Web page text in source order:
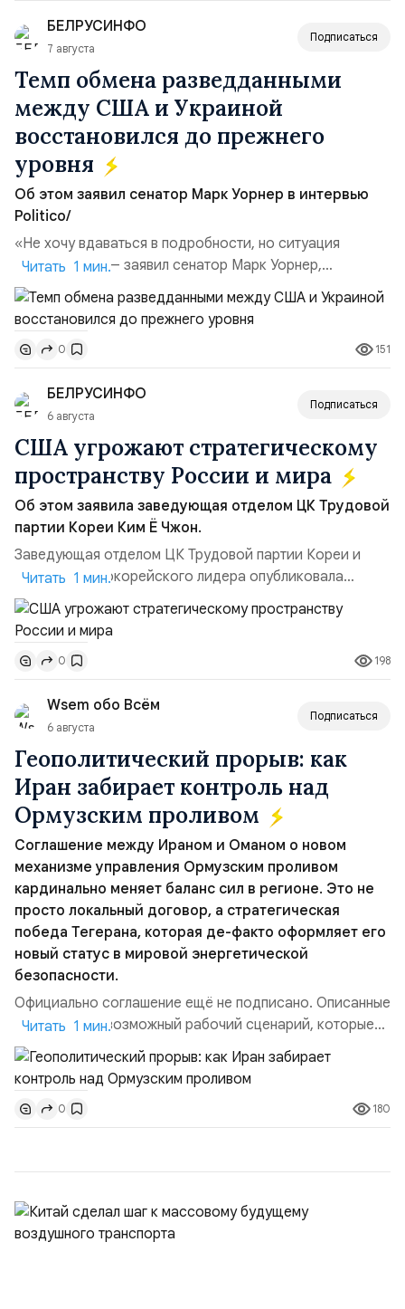
объёма всего российского рынка слияний и
поглощений. Крупнейшей ...
БЕЛРУСИНФО
7 августа
Подписаться
Темп обмена разведданными
между США и Украиной
восстановился до прежнего
уровня
Об этом заявил сенатор Марк Уорнер в интервью
Politico/
«Не хочу вдаваться в подробности, но ситуация
улучшилась», — заявил сенатор Марк Уорнер,
высокопоставленный член комитета по разведке,
добавив, что использование Украиной беспилотников и
ракет большой дальности позволило ей наносить
удары вглубь российской территории и укрепило её
позиции.Сотрудничество со стороны США стало
ключом к позитивному пов...
Читать 1 мин.
0 151
БЕЛРУСИНФО
6 августа
Подписаться
США угрожают стратегическому
пространству России и мира
Об этом заявила заведующая отделом ЦК Трудовой
партии Кореи Ким Ё Чжон.
Заведующая отделом ЦК Трудовой партии Кореи и
сестра северокорейского лидера опубликовала
заявление для прессы в ответ на проведение Токио
совместных с флотом США запусков крылатых ракет
Томагавк.«Япония отбросила обманчивую видимость
„исключительно оборонительной страны“ и выносит
вопрос о собственном ядерном вооружении на
всеобщее обозрение, одновреме...
Читать 1 мин.
0 198
Wsem обо Всём
6 августа
Подписаться
Геополитический прорыв: как
Иран забирает контроль над
Ормузским проливом
Соглашение между Ираном и Оманом о новом
механизме управления Ормузским проливом
кардинально меняет баланс сил в регионе. Это не
просто локальный договор, а стратегическая
победа Тегерана, которая де-факто оформляет его
новый статус в мировой энергетической
безопасности.
Официально соглашение ещё не подписано. Описанные
пункты — это возможный рабочий сценарий, которые
скорее всего будут реализованы.Разбираем ключевые
тезисы и последствия этого соглашения:. 1. Новые
доли контроля (75 на 25). Было: Ранее Иран и Оман
контролировали пролив на паритетных началах —
50/50. Стало: Новое соглашение закрепляет за
Читать 1 мин.
0 180